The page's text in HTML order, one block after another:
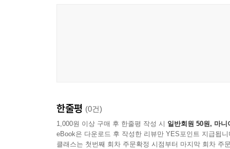
제27강 의지와 이성
칸트 이성개념의 이중성 | 칸트에게서 의지의 존
박 개념이었다는 것을 상기시키는 것으로 시작하
그리고 속박하에 놓여 있는 것과 속박하에 놓여
막 문장을 보면, 그 안에 이미 선취되고 있습니다.
전달하는 데 주력했다. 그리고 “주석들에서는
구절들을 인용하기도 했다.”(482쪽) 아도르노
아도르노 사유를 이해하는 데 큰 도움을 줄 뿐 아
한줄평 (0건)
1,000원 이상 구매 후 한줄평 작성 시 일반회원 50원, 마니
eBook은 다운로드 후 작성한 리뷰만 YES포인트 지급됩니
클래스는 첫번째 회차 주문확정 시점부터 마지막 회차 주